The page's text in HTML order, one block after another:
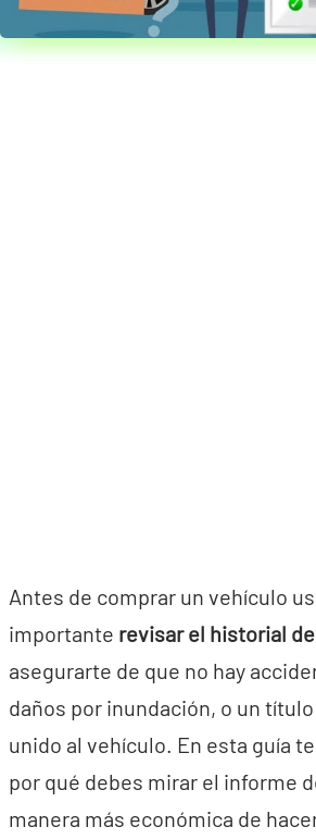
Antes de comprar un vehículo
importante revisar el historial
asegurarte de que no hay
daños por inundación, o un
unido al vehículo. En esta guía
por qué debes mirar el informe
manera más económica de